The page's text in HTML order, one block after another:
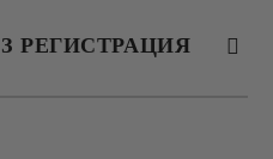
РЕГИСТРАЦИЯ